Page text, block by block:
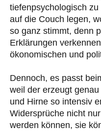
tiefenpsychologisch
auf die Couch legen,
so ganz stimmt, denn
Erklärungen
ökonomischen und
Dennoch, es passt
weil der erzeugt
und Hirne so intensiv
Widersprüche nicht
werden können, sie